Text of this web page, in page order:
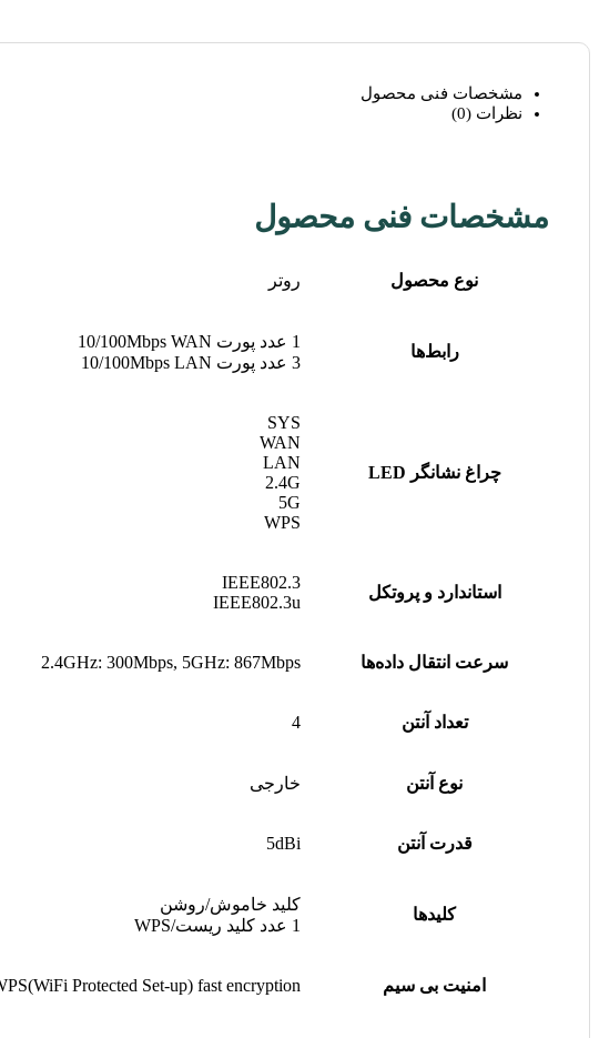
مشخصات فنی محصول
نظرات (0)
مشخصات فنی محصول
نوع محصول روتر
رابط‌ها
1 عدد پورت 10/100Mbps WAN
3 عدد پورت 10/100Mbps LAN
چراغ نشانگر LED
SYS
WAN
LAN
2.4G
5G
WPS
استاندارد و پروتکل
IEEE802.3
IEEE802.3u
سرعت انتقال داده‌ها 2.4GHz: 300Mbps, 5GHz: 867Mbps
تعداد آنتن 4
نوع آنتن خارجی
قدرت آنتن 5dBi
کلیدها
کلید خاموش/روشن
1 عدد کلید ریست/WPS
امنیت بی سیم Protected Set-up) fast encryption